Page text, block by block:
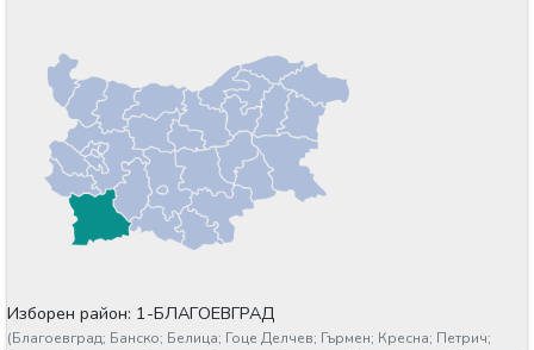
Изборен район: 1-БЛАГОЕВГРАД
(Благоевград; Банско; Белица; Гоце Делчев; Гърмен; Кресна; Петрич;